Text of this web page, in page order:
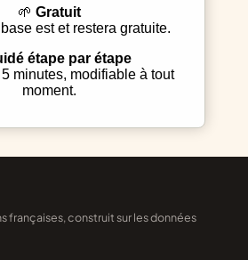
Gratuit
est et restera gratuite.
étape par étape
minutes, modifiable à tout
moment.